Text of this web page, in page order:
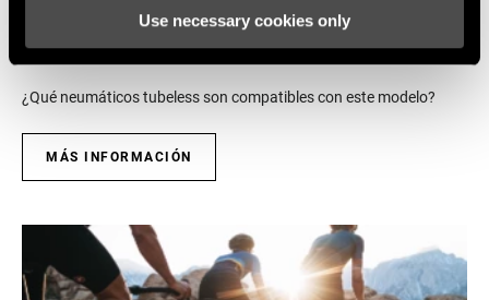
Use necessary cookies only
COMPATIBLES CON
HOOKLESS
¿Qué neumáticos tubeless son compatibles con este modelo?
MÁS INFORMACIÓN